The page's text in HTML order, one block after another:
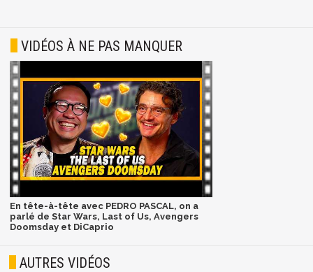
VIDÉOS À NE PAS MANQUER
En tête-à-tête avec PEDRO PASCAL, on a
parlé de Star Wars, Last of Us, Avengers
Doomsday et DiCaprio
AUTRES VIDÉOS